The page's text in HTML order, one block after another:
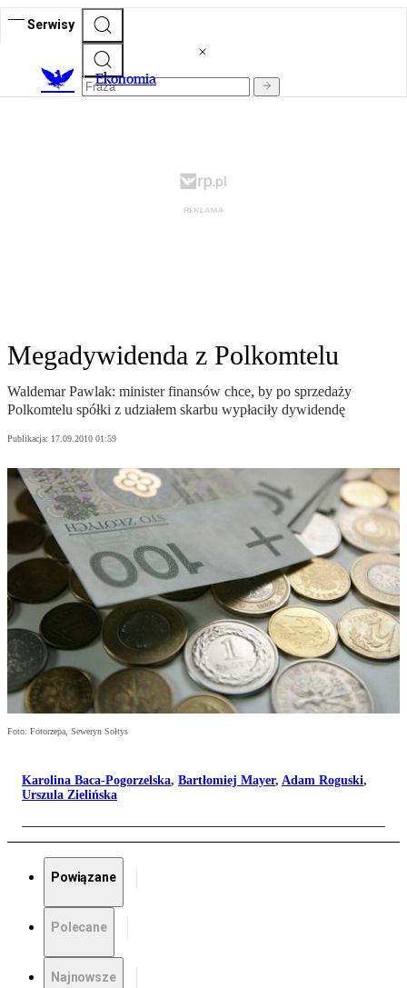
Serwisy
Ekonomia
Megadywidenda z Polkomtelu
Waldemar Pawlak: minister finansów chce, by po sprzedaży
Polkomtelu spółki z udziałem skarbu wypłaciły dywidendę
Publikacja: 17.09.2010 01:59
Foto: Fotorzepa, Seweryn Sołtys
Karolina Baca-Pogorzelska, Bartłomiej Mayer, Adam Roguski,
Urszula Zielińska
Powiązane
Polecane
Najnowsze